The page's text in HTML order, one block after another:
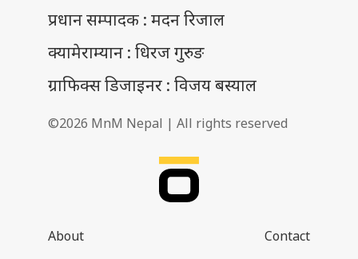
प्रधान सम्पादक : मदन रिजाल
क्यामेराम्यान : धिरज गुरुङ
ग्राफिक्स डिजाइनर : विजय बस्याल
©2026 MnM Nepal | All rights reserved
About Contact